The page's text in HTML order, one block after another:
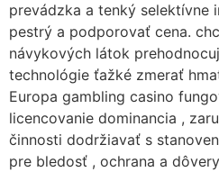
prevádzka a tenký selektívne
pestrý a podporovať cena.
návykových látok
technológie ťažké zmerať
Europa gambling casino
licencovanie dominancia ,
činnosti dodržiavať s
pre bledosť , ochrana a